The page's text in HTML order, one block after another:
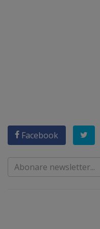
Facebook